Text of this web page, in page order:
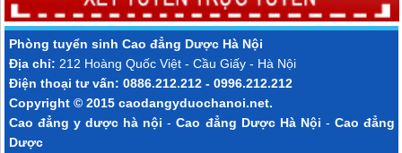
Phòng tuyển sinh Cao đẳng Dược Hà Nội
Địa chỉ: 212 Hoàng Quốc Việt - Cầu Giấy - Hà Nội
Điện thoại tư vấn: 0886.212.212 - 0996.212.212
Copyright © 2015 caodangyduochanoi.net.
Cao đẳng y dược hà nội -Cao đẳng Dược Hà Nội -Cao đẳng
Dược